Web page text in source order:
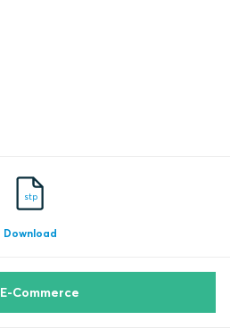
stp
Download
E-Commerce